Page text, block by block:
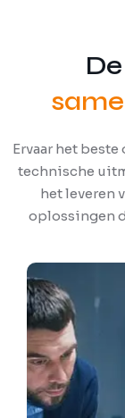
Ervaar het
technische
het leveren
oplossingen